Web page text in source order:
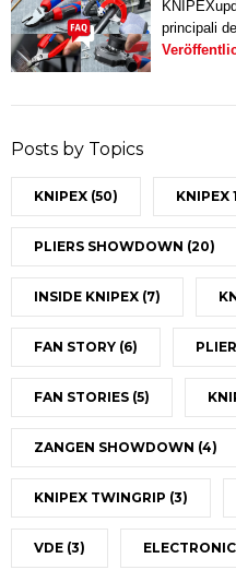
principali
Posts by Topics
KNIPEX (50) KNIPEX
PLIERS SHOWDOWN (20)
INSIDE KNIPEX (7)
FAN STORY (6)
FAN STORIES (5)
ZANGEN SHOWDOWN (4)
KNIPEX TWINGRIP (3)
VDE (3)